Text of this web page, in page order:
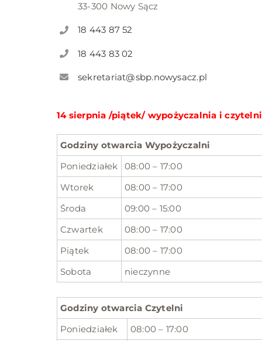
33-300 Nowy Sącz
18 443 87 52
18 443 83 02
sekretariat@sbp.nowysacz.pl
14 sierpnia /piątek/ wypożyczalnia i
Godziny otwarcia Wypożyczalni
Poniedziałek
08:00 – 17:00
Wtorek
08:00 – 17:00
Środa
09:00 – 15:00
Czwartek
08:00 – 17:00
Piątek
08:00 – 17:00
Sobota
nieczynne
Godziny otwarcia Czytelni
Poniedziałek
08:00 – 17:00